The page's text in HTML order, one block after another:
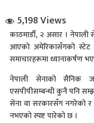
संवाद
5,198 Views
काठमाडौँ, २ असार । नेपाली
आएको अमेरिकासँगको स्टेट
समाचारहरूमा ध्यानाकर्षण
नेपाली सेनाको सैनिक
एसपीपीसम्बन्धी कुनै पनि
सेना वा सरकारसँग नगरेको र
नभएको स्पष्ट पारेको छ ।